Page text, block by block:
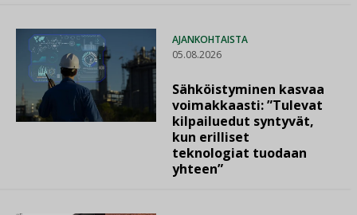
AJANKOHTAISTA
05.08.2026
Sähköistyminen kasvaa
voimakkaasti: ”Tulevat
kilpailuedut syntyvät,
kun erilliset
teknologiat tuodaan
yhteen”